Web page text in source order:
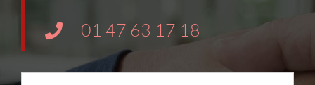
01 47 63 17 18